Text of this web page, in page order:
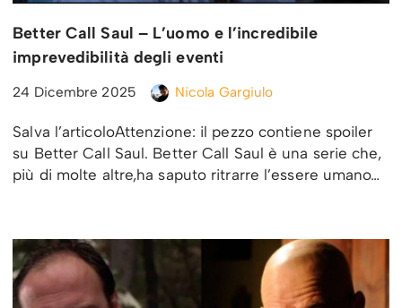
Better Call Saul – L’uomo e l’incredibile
imprevedibilità degli eventi
24 Dicembre 2025 Nicola Gargiulo
Salva l’articoloAttenzione: il pezzo contiene spoiler
su Better Call Saul. Better Call Saul è una serie che,
più di molte altre,ha saputo ritrarre l’essere umano…